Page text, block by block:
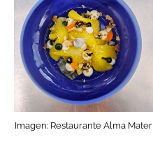
Imagen: Restaurante Alma Mater